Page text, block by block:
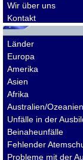
Wir über uns
Kontakt
Länder
Europa
Amerika
Asien
Afrika
Australien/Ozeanien
Unfälle in der
Beinaheunfälle
Fehlender
Probleme mit der